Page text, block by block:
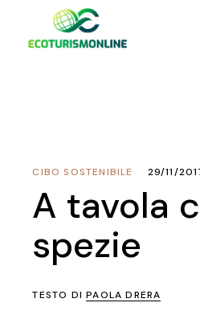
CIBO SOSTENIBILE 29/11/
A tavola
spezie
TESTO DIPAOLA DRERA